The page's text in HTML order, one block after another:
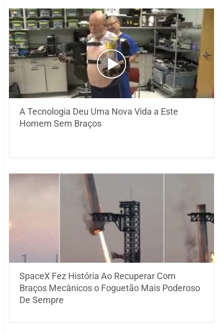
A Tecnologia Deu Uma Nova Vida a Este
Homem Sem Braços
SpaceX Fez História Ao Recuperar Com
Braços Mecânicos o Foguetão Mais Poderoso
De Sempre